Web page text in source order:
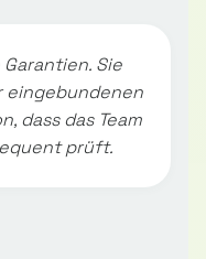
Sie
eingebundenen
dass das Team
prüft.